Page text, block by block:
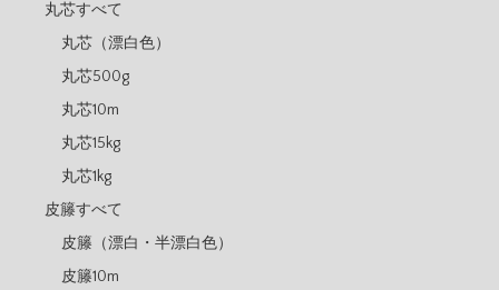
丸芯すべて
丸芯（漂白色）
丸芯500g
丸芯10m
丸芯15kg
丸芯1kg
皮籐すべて
皮籐（漂白・半漂白色）
皮籐10m